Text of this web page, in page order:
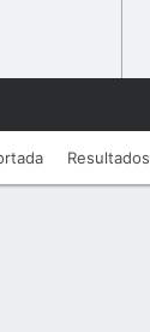
Resultados